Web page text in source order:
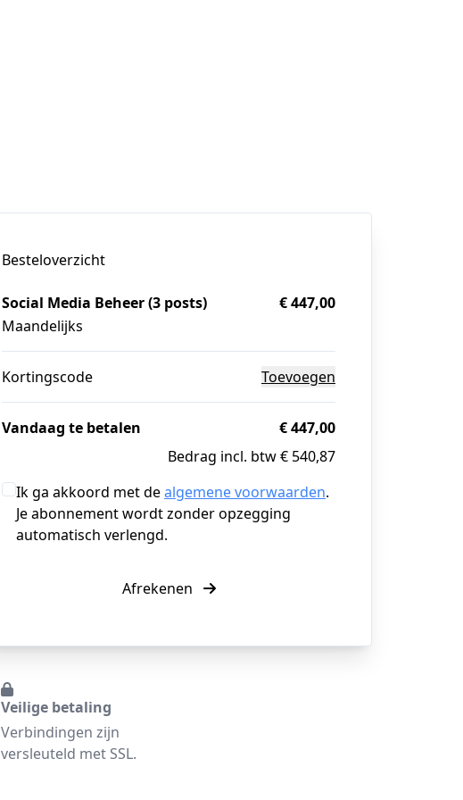
Besteloverzicht
Social Media Beheer (3 posts)
Maandelijks
€ 447,00
Kortingscode Toevoegen
Vandaag te betalen
€ 447,00
Bedrag incl. btw € 540,87
Ik ga akkoord met dealgemene voorwaarden.
Je abonnement wordt zonder opzegging
automatisch verlengd.
Afrekenen
Veilige betaling
Verbindingen zijn
versleuteld met SSL.